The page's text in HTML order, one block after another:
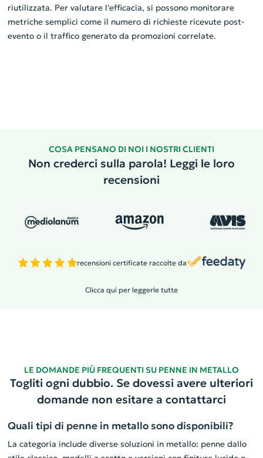
riutilizzata. Per valutare l'efficacia, si possono monitorare
metriche semplici come il numero di richieste ricevute post-
evento o il traffico generato da promozioni correlate.
COSA PENSANO DI NOI I NOSTRI CLIENTI
Non crederci sulla parola! Leggi le loro
recensioni
recensioni certificate raccolte da
Clicca qui per leggerle tutte
LE DOMANDE PIÙ FREQUENTI SU PENNE IN METALLO
Togliti ogni dubbio. Se dovessi avere ulteriori
domande non esitare a contattarci
Quali tipi di penne in metallo sono disponibili?
La categoria include diverse soluzioni in metallo: penne dallo